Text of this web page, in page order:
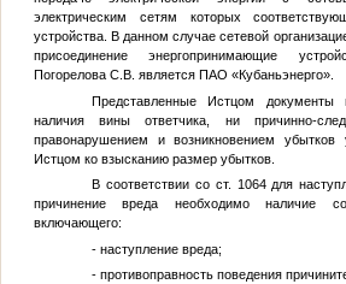
электрическим сетям которых
устройства. В данном случае сетевой
присоединение энергопринимающие
Погорелова С.В. является ПАО «Кубаньэнерго».
Представленные Истцом документы
наличия вины ответчика, ни причинно-
правонарушением и возникновением
Истцом ко взысканию размер убытков.
В соответствии со ст. 1064 для
причинение вреда необходимо наличие
включающего:
- наступление вреда;
- противоправность поведения